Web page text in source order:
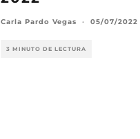
Carla Pardo Vegas · 05/07/2022
3 MINUTO DE LECTURA